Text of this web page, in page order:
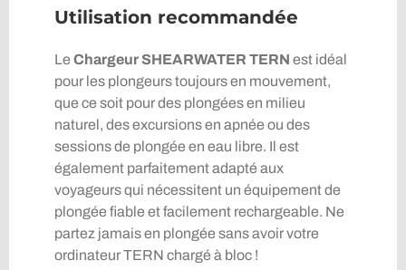
Utilisation recommandée
Le Chargeur SHEARWATER TERN est idéal
pour les plongeurs toujours en mouvement,
que ce soit pour des plongées en milieu
naturel, des excursions en apnée ou des
sessions de plongée en eau libre. Il est
également parfaitement adapté aux
voyageurs qui nécessitent un équipement de
plongée fiable et facilement rechargeable. Ne
partez jamais en plongée sans avoir votre
ordinateur TERN chargé à bloc !